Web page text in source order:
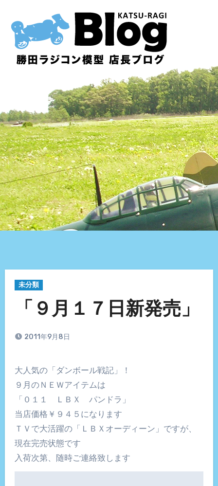
未分類
「９月１７日新発売」
2011年9月8日
大人気の「ダンボール戦記」！
９月のＮＥＷアイテムは
「０１１ ＬＢＸ パンドラ」
当店価格￥９４５になります
ＴＶで大活躍の「ＬＢＸオーディーン」ですが、
現在完売状態です
入荷次第、随時ご連絡致します